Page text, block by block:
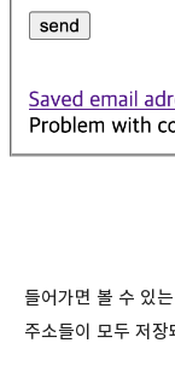
들어가면 볼 수 있
주소들이 모두 저